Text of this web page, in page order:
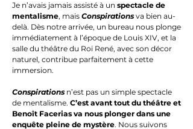
Je n’avais jamais assisté à un spectacle de
mentalisme, mais Conspirations va bien au-
delà. Dès notre arrivée, un bureau nous plonge
immédiatement à l’époque de Louis XIV, et la
salle du théâtre du Roi René, avec son décor
naturel, contribue parfaitement à cette
immersion.
Conspirations n’est pas un simple spectacle
de mentalisme. C’est avant tout du théâtre et
Benoît Facerias va nous plonger dans une
enquête pleine de mystère. Nous suivons